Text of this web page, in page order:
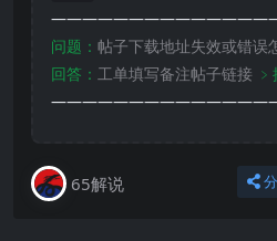
问题： 帖子下载地址失效或错误
回答： 工单填写备注帖子链接
65解说